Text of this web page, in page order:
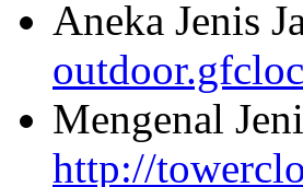
Aneka Jenis
Mengenal
http://